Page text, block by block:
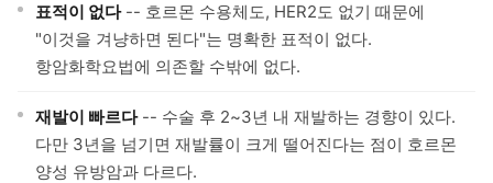
표적이 없다-- 호르몬 수용체도, HER2도 없기 때문에
"이것을 겨냥하면 된다"는 명확한 표적이 없다.
항암화학요법에 의존할 수밖에 없다.
재발이 빠르다-- 수술 후 2~3년 내 재발하는 경향이 있다.
다만 3년을 넘기면 재발률이 크게 떨어진다는 점이 호르몬
양성 유방암과 다르다.